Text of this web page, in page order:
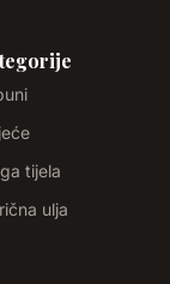
tijela
ulja